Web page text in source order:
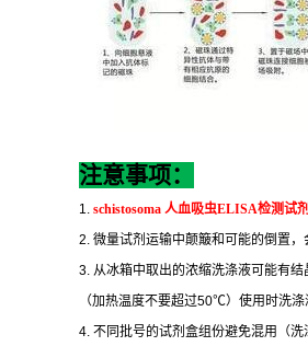
注意事项：
1. schistosoma 人血吸虫ELISA检测试
2. 微量试剂运输中颠簸和可能的倒置
3. 从冰箱中取出的浓缩洗涤液可能有结
（加热温度不要超过50℃）使用时洗涤
4. 不同批号的试剂盒组份避免混用（洗